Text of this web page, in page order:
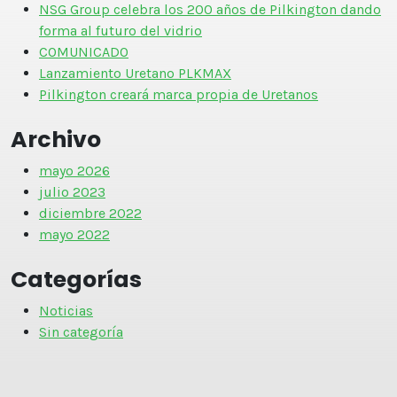
NSG Group celebra los 200 años de Pilkington dando
forma al futuro del vidrio
COMUNICADO
Lanzamiento Uretano PLKMAX
Pilkington creará marca propia de Uretanos
Archivo
mayo 2026
julio 2023
diciembre 2022
mayo 2022
Categorías
Noticias
Sin categoría